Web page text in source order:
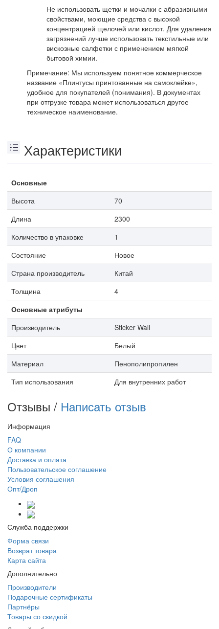
Не использовать щетки и мочалки с абразивными
свойствами, моющие средства с высокой
концентрацией щелочей или кислот. Для удаления
загрязнений лучше использовать текстильные или
вискозные салфетки с применением мягкой
бытовой химии.
Примечание: Мы используем понятное коммерческое
название «Плинтусы принтованные на самоклейке»,
удобное для покупателей (понимания). В документах
при отгрузке товара может использоваться другое
техническое наименование.
Характеристики
Основные
Высота
70
Длина
2300
Количество в упаковке
1
Состояние
Новое
Страна производитель
Китай
Толщина
4
Основные атрибуты
Производитель
Sticker Wall
Цвет
Белый
Материал
Пенополипропилен
Тип использования
Для внутренних работ
Отзывы / Написать отзыв
Информация
FAQ
О компании
Доставка и оплата
Пользовательское соглашение
Условия соглашения
Опт/Дроп
Служба поддержки
Форма связи
Возврат товара
Карта сайта
Дополнительно
Производители
Подарочные сертификаты
Партнёры
Товары со скидкой